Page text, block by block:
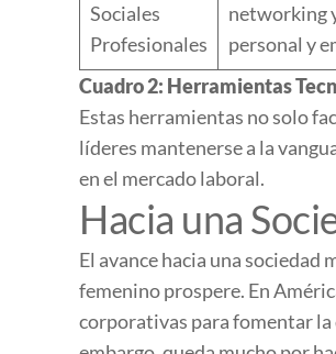
Sociales
Profesionales
networking
personal y
Cuadro 2: Herramientas
Estas herramientas no solo
líderes mantenerse a la
en el mercado laboral.
Hacia una
El avance hacia una
femenino prospere. En
corporativas para fomentar la